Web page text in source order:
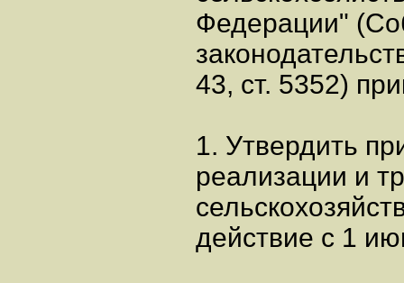
Федерации"
43, ст. 5352)
1. Утвердить
реализации и
действие с 1